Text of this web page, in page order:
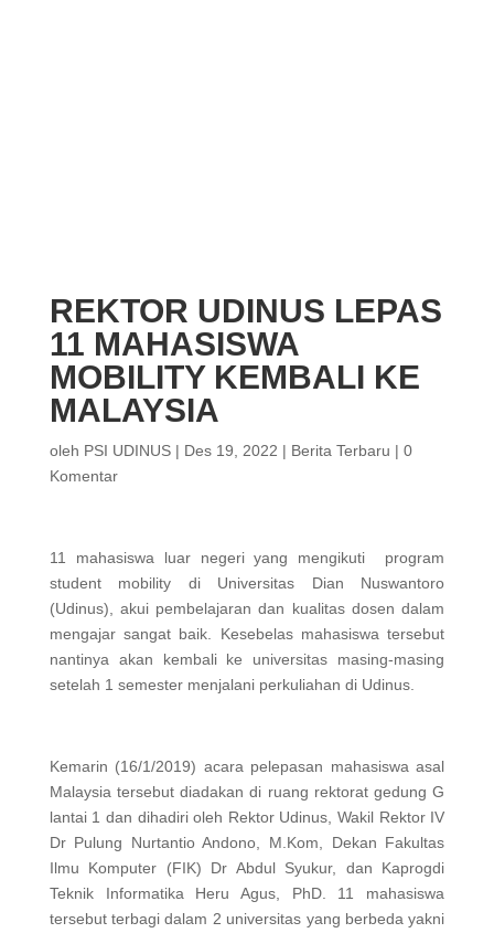
REKTOR UDINUS LEPAS
11 MAHASISWA
MOBILITY KEMBALI KE
MALAYSIA
oleh PSI UDINUS| Des 19, 2022 | Berita Terbaru | 0
Komentar
11 mahasiswa luar negeri yang mengikuti program
student mobility di Universitas Dian Nuswantoro
(Udinus), akui pembelajaran dan kualitas dosen dalam
mengajar sangat baik. Kesebelas mahasiswa tersebut
nantinya akan kembali ke universitas masing-masing
setelah 1 semester menjalani perkuliahan di Udinus.
Kemarin (16/1/2019) acara pelepasan mahasiswa asal
Malaysia tersebut diadakan di ruang rektorat gedung G
lantai 1 dan dihadiri oleh Rektor Udinus, Wakil Rektor IV
Dr Pulung Nurtantio Andono, M.Kom, Dekan Fakultas
Ilmu Komputer (FIK) Dr Abdul Syukur, dan Kaprogdi
Teknik Informatika Heru Agus, PhD. 11 mahasiswa
tersebut terbagi dalam 2 universitas yang berbeda yakni